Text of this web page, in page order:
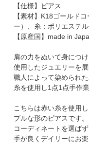
【仕様】ピアス
【素材】K18ゴールド
ー）、糸：ポリエステ
【原産国】made in
肩の力をぬいて身につ
使用したジュエリーを展
職人によって染められ
糸を使用し1点1点手作
こちらは赤い糸を使用
プルな形のピアスです。
コーディネートを選ば
手が良くデイリーにお楽